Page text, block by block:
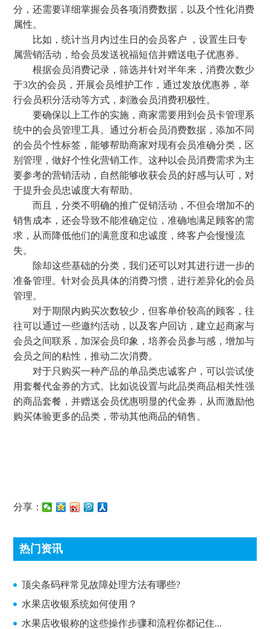
分，还需要详细掌握会员各项消费数据，以及个性化消费
属性。
比如，统计当月内过生日的会员客户 ，设置生日专
属营销活动，给会员发送祝福短信并赠送电子优惠券。
根据会员消费记录，筛选并针对半年来，消费次数少
于3次的会员，开展会员维护工作，通过发放优惠券，举
行会员积分活动等方式，刺激会员消费积极性。
要确保以上工作的实施，商家需要用到会员卡管理系
统中的会员管理工具。通过分析会员消费数据，添加不同
的会员个性标签，能够帮助商家对现有会员准确分类，区
别管理，做好个性化营销工作。这种以会员消费需求为主
要参考的营销活动，自然能够收获会员的好感与认可，对
于提升会员忠诚度大有帮助。
而且，分类不明确的推广促销活动，不但会增加不的
销售成本，还会导致不能准确定位，准确地满足顾客的需
求，从而降低他们的满意度和忠诚度，终客户会慢慢流
失。
除却这些基础的分类，我们还可以对其进行进一步的
准备管理。针对会员具体的消费习惯，进行差异化的会员
管理。
对于期限内购买次数较少，但客单价较高的顾客，往
往可以通过一些邀约活动，以及客户回访，建立起商家与
会员之间联系，加深会员印象，培养会员参与感，增加与
会员之间的粘性，推动二次消费。
对于只购买一种产品的单品类忠诚客户，可以尝试使
用套餐代金券的方式。比如说设置与此品类商品相关性强
的商品套餐，并赠送会员优惠明显的代金券，从而激励他
购买体验更多的品类，带动其他商品的销售。
分享：
热门资讯
顶尖条码秤常见故障处理方法有哪些?
顶尖条码秤常见故障处理方法有哪些?
水果店收银系统如何使用？
水果店收银称的这些操作步骤和流程你都记住...